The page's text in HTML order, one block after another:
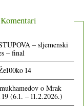
Komentari
– sljemenski
– final
14
o Mrak
(6.1. – 11.2.2026.)